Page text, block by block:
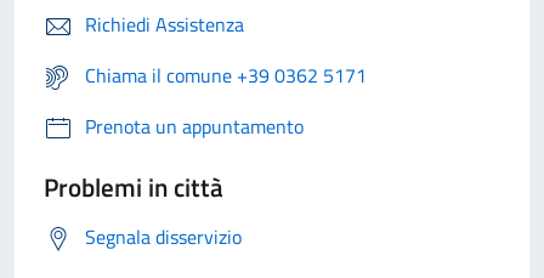
Richiedi Assistenza
Chiama il comune +39 0362 5171
Prenota un appuntamento
Problemi in città
Segnala disservizio